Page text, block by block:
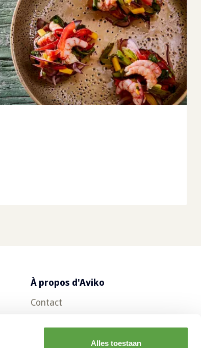
Alles toestaan
À propos d'Aviko
Contact